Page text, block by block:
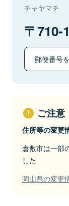
チャヤマチ
710-
郵便番号
ご注意
住所等の変更
倉敷市は一部
した
岡山県の変更